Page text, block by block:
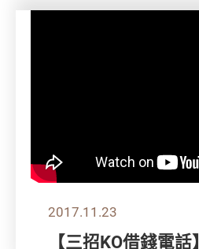
2017.11.23
【三招KO借錢電話】